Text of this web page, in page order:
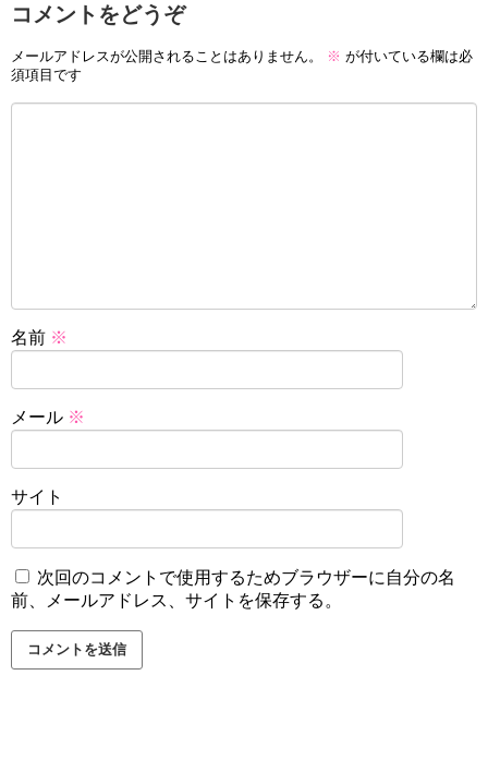
コメントをどうぞ
メールアドレスが公開されることはありません。 ※ が付いている欄は必
須項目です
名前 ※
メール ※
サイト
次回のコメントで使用するためブラウザーに自分の名
前、メールアドレス、サイトを保存する。